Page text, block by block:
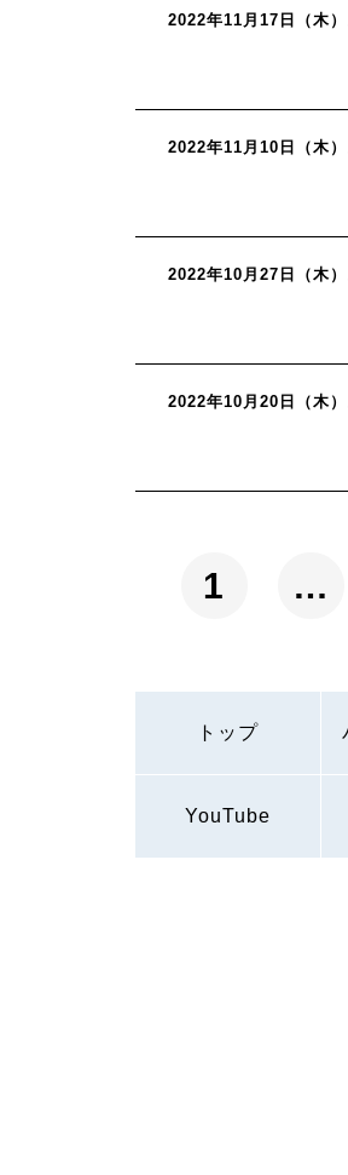
2022年11月17日（木
2022年11月10日（木
2022年10月27日（木
2022年10月20日（木
1 …
トップ
YouTube